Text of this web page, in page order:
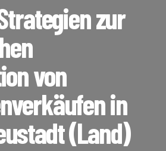
zur
von
in
(Land)